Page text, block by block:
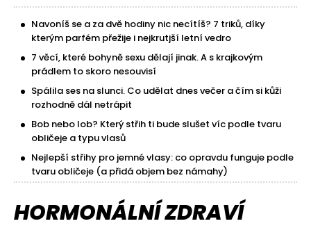
Navoníš se a za dvě hodiny nic necítíš? 7 triků, díky
kterým parfém přežije i nejkrutjší letní vedro
7 věcí, které bohyně sexu dělají jinak. A s krajkovým
prádlem to skoro nesouvisí
Spálila ses na slunci. Co udělat dnes večer a čím si kůži
rozhodně dál netrápit
Bob nebo lob? Který střih ti bude slušet víc podle tvaru
obličeje a typu vlasů
Nejlepší střihy pro jemné vlasy: co opravdu funguje podle
tvaru obličeje (a přidá objem bez námahy)
HORMONÁLNÍ ZDRAVÍ